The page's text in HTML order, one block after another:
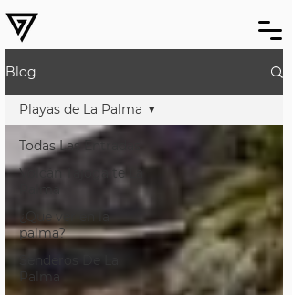
Blog
Todas Las Entradas
Volcán Tajogaite La
Palma
¿Que ver en la
palma?
Senderos De La
Palma
Playas de La Palma